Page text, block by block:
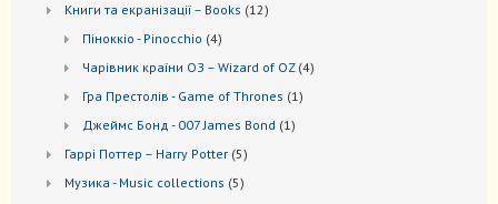
Книги та екранізації – Books 1212
Піноккіо - Pinocchio 44
Чарівник країни ОЗ – Wizard of OZ 44
Гра Престолів - Game of Thrones 1 1
Джеймс Бонд - 007 James Bond 1 1
Гаррі Поттер – Harry Potter 55
Музика - Music collections 55